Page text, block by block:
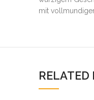
mit
RELATED